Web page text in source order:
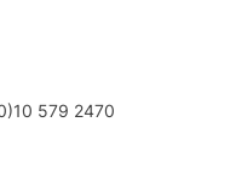
579 2470